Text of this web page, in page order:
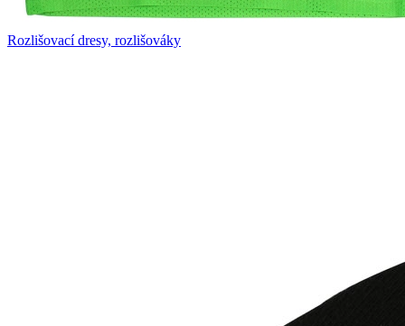
Rozlišovací dresy, rozlišováky